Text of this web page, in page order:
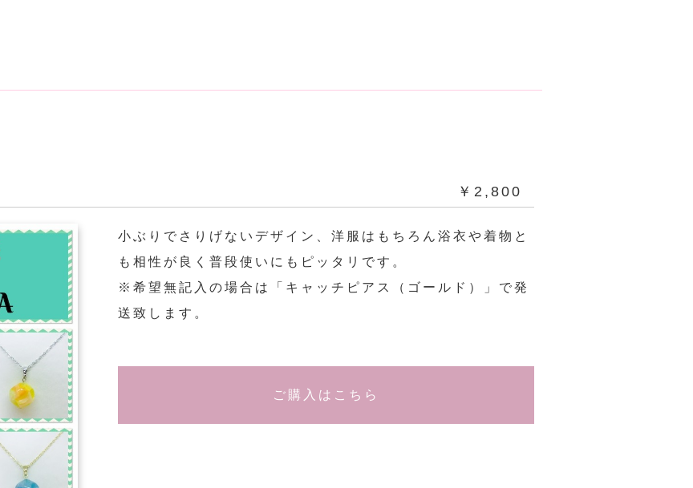
￥2,800
小ぶりでさりげないデザイン、洋服はもちろん浴衣や着物と
も相性が良く普段使いにもピッタリです。
※希望無記入の場合は「キャッチピアス（ゴールド）」で発
送致します。
ご購入はこちら